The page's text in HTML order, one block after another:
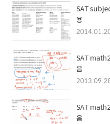
SAT subject
용
SAT
음
SAT
음